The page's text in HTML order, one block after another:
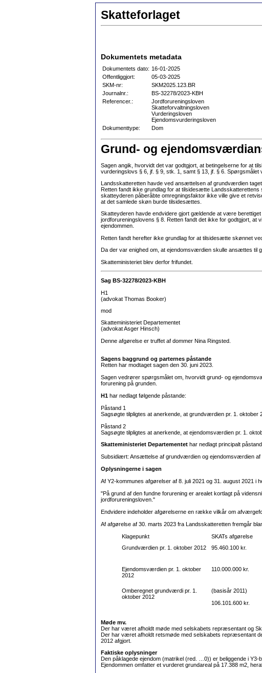
Skatteforlaget
Dokumentets metadata
Dokumentets dato: 16-01-2025
Offentliggjort:
05-03-2025
SKM-nr:
SKM2025.123.BR
Journalnr.:
BS-32278/2023-KBH
Referencer.:
Jordforureningsloven
Skatteforvaltningsloven
Vurderingsloven
Ejendomsvurderingsloven
Dokumenttype:
Dom
Grund- og
Sagen angik, hvorvidt det var godtgjort, at betingelserne for at
vurderingslovs § 6, jf. § 9, stk. 1, samt § 13, jf. § 6.
Landsskatteretten havde ved ansættelsen af grundværdien
Retten fandt ikke grundlag for at tilsidesætte
skatteyderen påberåbte omregningsfaktor ikke ville give et
at det samlede skøn burde tilsidesættes.
Skatteyderen havde endvidere gjort gældende at være
jordforureningslovens § 8. Retten fandt det ikke for godtgjort, at
ejendommen.
Retten fandt herefter ikke grundlag for at tilsidesætte skønnet
Da der var enighed om, at ejendomsværdien skulle ansættes til
Skatteministeriet blev derfor frifundet.
Sag BS-32278/2023-KBH
H1
(advokat Thomas Booker)
mod
Skatteministeriet Departementet
(advokat Asger Hinsch)
Denne afgørelse er truffet af dommer Nina Ringsted.
Sagens baggrund og parternes påstande
Retten har modtaget sagen den 30. juni 2023.
Sagen vedrører spørgsmålet om, hvorvidt grund- og
forurening på grunden.
H1 har nedlagt følgende påstande:
Påstand 1
Sagsøgte tilpligtes at anerkende, at grundværdien pr. 1.
Påstand 2
Sagsøgte tilpligtes at anerkende, at ejendomsværdien pr. 1.
Skatteministeriet Departementet har nedlagt principalt
Subsidiært: Ansættelse af grundværdien og ejendomsværdien af
Oplysningerne i sagen
Af Y2-kommunes afgørelser af 8. juli 2021 og 31. august 2021 i
"På grund af den fundne forurening er arealet kortlagt på
jordforureningsloven."
Endvidere indeholder afgørelserne en række vilkår om
Af afgørelse af 30. marts 2023 fra Landsskatteretten fremgår
Klagepunkt SKATs afgørelse
Grundværdien pr. 1. oktober 2012
95.460.100 kr.
Ejendomsværdien pr. 1. oktober
2012
110.000.000 kr.
Omberegnet grundværdi pr. 1.
oktober 2012
(basisår 2011)
106.101.600 kr.
Møde mv.
Der har været afholdt møde med selskabets repræsentant og
Der har været afholdt retsmøde med selskabets repræsentant
2012 afgjort.
Faktiske oplysninger
Den påklagede ejendom (matrikel (red. …0)) er beliggende i Y3-
Ejendommen omfatter et vurderet grundareal på 17.388 m2,